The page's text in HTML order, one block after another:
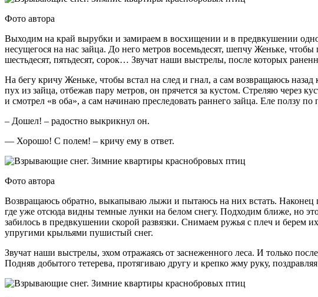
Фото автора
Выходим на край вырубки и замираем в восхищении и в предвкушении
несущегося на нас зайца. До него метров восемьдесят, шепчу Женьке,
шестьдесят, пятьдесят, сорок… Звучат наши выстрелы, после которых
На бегу кричу Женьке, чтобы встал на след и гнал, а сам возвращаюсь
пух из зайца, отбежав пару метров, он прячется за кустом. Стреляю через
и смотрел «в оба», а сам начинаю преследовать раннего зайца. Еле ползу
– Дошел! – радостно выкрикнул он.
— Хорошо! С полем! – кричу ему в ответ.
Фото автора
Возвращаюсь обратно, выкапываю лыжи и пытаюсь на них встать. Наконец
где уже отсюда видны темные лунки на белом снегу. Подходим ближе, но
забилось в предвкушении скорой развязки. Снимаем ружья с плеч и берем
упругими крыльями пушистый снег.
Звучат наши выстрелы, эхом отражаясь от заснеженного леса. И только
Подняв добытого тетерева, протягиваю другу и крепко жму руку,